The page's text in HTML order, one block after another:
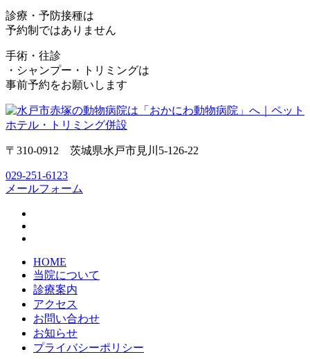
診療・予防接種は
予約制ではありません
手術・往診
・シャンプー・トリミングは
事前予約をお願いします
〒310-0912 茨城県水戸市見川5-126-22
029-251-6123
メールフォーム
HOME
当院について
診療案内
アクセス
お問い合わせ
お知らせ
プライバシーポリシー